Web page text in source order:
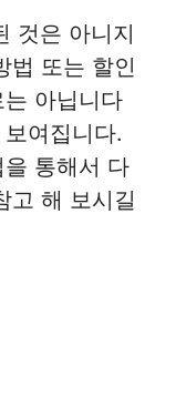
것은 아니지
법 또는 할인
아닙니다
여집니다.
통해서 다
고 해 보시길